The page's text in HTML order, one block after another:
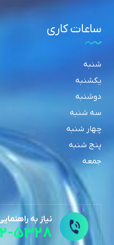
ساعات کاری
شنبه
یکشنبه
دوشنبه
سه شنبه
چهار شنبه
پنج شنبه
جمعه
نیاز به
5328